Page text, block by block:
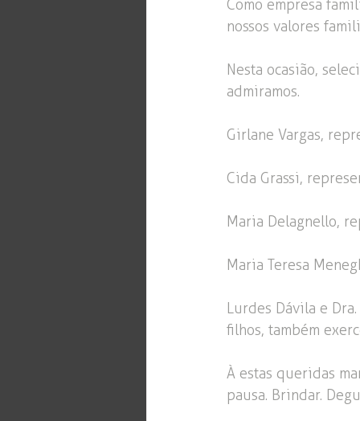
Como empresa
nossos valores
Nesta ocasião,
admiramos.
Girlane Vargas,
Cida Grassi,
Maria Delagnello,
Maria Teresa
Lurdes Dávila e
filhos, também
À estas queridas
pausa. Brindar.